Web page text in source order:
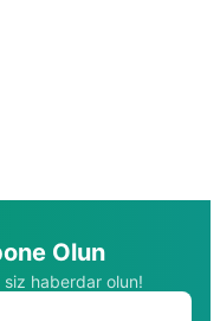
Olun
haberdar olun!